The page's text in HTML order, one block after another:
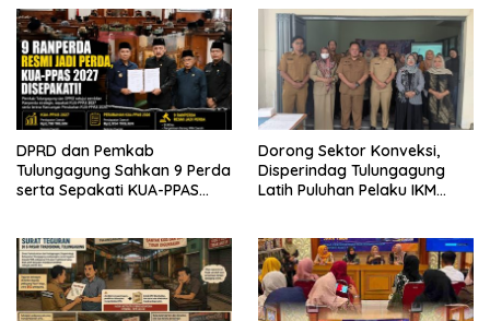
DPRD dan Pemkab
Tulungagung Sahkan 9 Perda
serta Sepakati KUA-PPAS
Dorong Sektor Konveksi,
Disperindag Tulungagung
Latih Puluhan Pelaku IKM